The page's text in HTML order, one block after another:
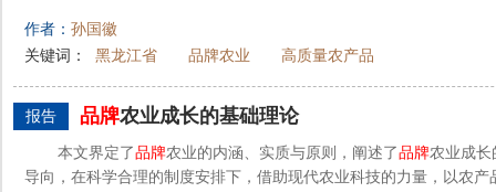
作者： 孙国徽
关键词：
黑龙江省 品牌农业 高质量农产品
报告 品牌农业成长的基础理论
本文界定了品牌农业的内涵、实质与原则，阐述了品牌农业成长
导向，在科学合理的制度安排下，借助现代农业科技的力量，以农